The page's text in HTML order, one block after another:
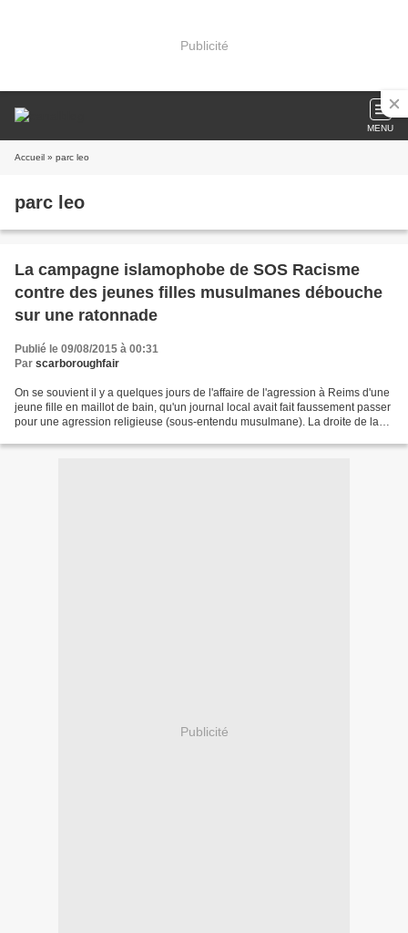
Publicité
MENU
Accueil » parc leo
parc leo
La campagne islamophobe de SOS Racisme
contre des jeunes filles musulmanes débouche
sur une ratonnade
Publié le 09/08/2015 à 00:31
Par scarboroughfair
On se souvient il y a quelques jours de l'affaire de l'agression à Reims d'une
jeune fille en maillot de bain, qu'un journal local avait fait faussement passer
pour une agression religieuse (sous-entendu musulmane). La droite de la
Publicité